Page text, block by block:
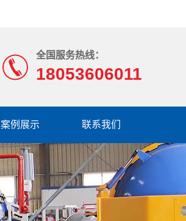
全国服务热线：
18053606011
案例展示 联系我们